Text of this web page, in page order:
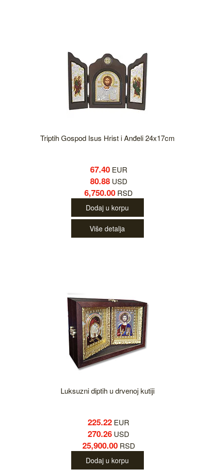
Triptih Gospod Isus Hrist i Anđeli 24x17cm
67.40EUR
80.88USD
6,750.00 RSD
Dodaj u korpu
Više detalja
Luksuzni diptih u drvenoj kutiji
225.22 EUR
270.26 USD
25,900.00RSD
Dodaj u korpu